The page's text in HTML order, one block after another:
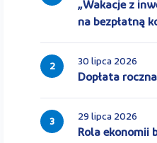
„Wakacje z
na bezpłatną
2 30 lipca 2026
Dopłata
3 29 lipca 2026
Rola ekonomii